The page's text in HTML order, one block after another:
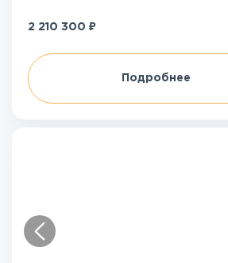
2 210 300 ₽
Подробнее